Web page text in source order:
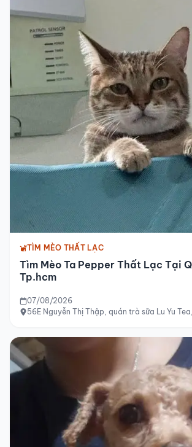
TÌM MÈO THẤT LẠC
Tìm Mèo Ta Pepper Thất Lạc Tại
Tp.hcm
07/08/2026
56E Nguyễn Thị Thập, quán trà sữa Lu Yu